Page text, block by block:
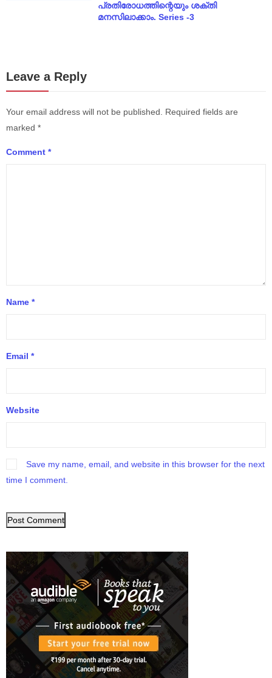
പ്രതിരോധത്തിന്റെയും ശക്തി
മനസിലാക്കാം. Series -3
Leave a Reply
Your email address will not be published.
Required fields are
marked *
Comment *
Name *
Email *
Website
Save my name, email, and website in this browser for the next
time I comment.